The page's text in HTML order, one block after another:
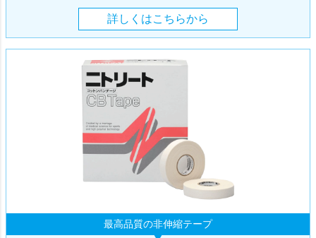
詳しくはこちらから
最高品質の非伸縮テープ